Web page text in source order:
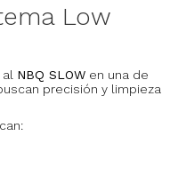
Low
NBQ SLOW en una de
precisión y limpieza